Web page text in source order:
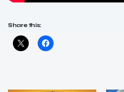
Share this: